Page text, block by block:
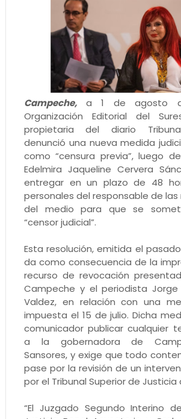
Campeche, a 1 de agosto
Organización Editorial del
propietaria del diario
denunció una nueva medida
como “censura previa”, luego
Edelmira Jaqueline Cervera
entregar en un plazo de 48
personales del responsable de las
del medio para que se
“censor judicial”.
Esta resolución, emitida el
da como consecuencia de la
recurso de revocación
Campeche y el periodista Jorge
Valdez, en relación con una
impuesta el 15 de julio. Dicha
comunicador publicar cualquier
a la gobernadora de
Sansores, y exige que todo
pase por la revisión de un
por el Tribunal Superior de Justicia
“El Juzgado Segundo Interino